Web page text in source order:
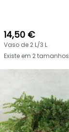
14,50 €
Vaso de 2 L/3 L
Existe em 2 tamanhos